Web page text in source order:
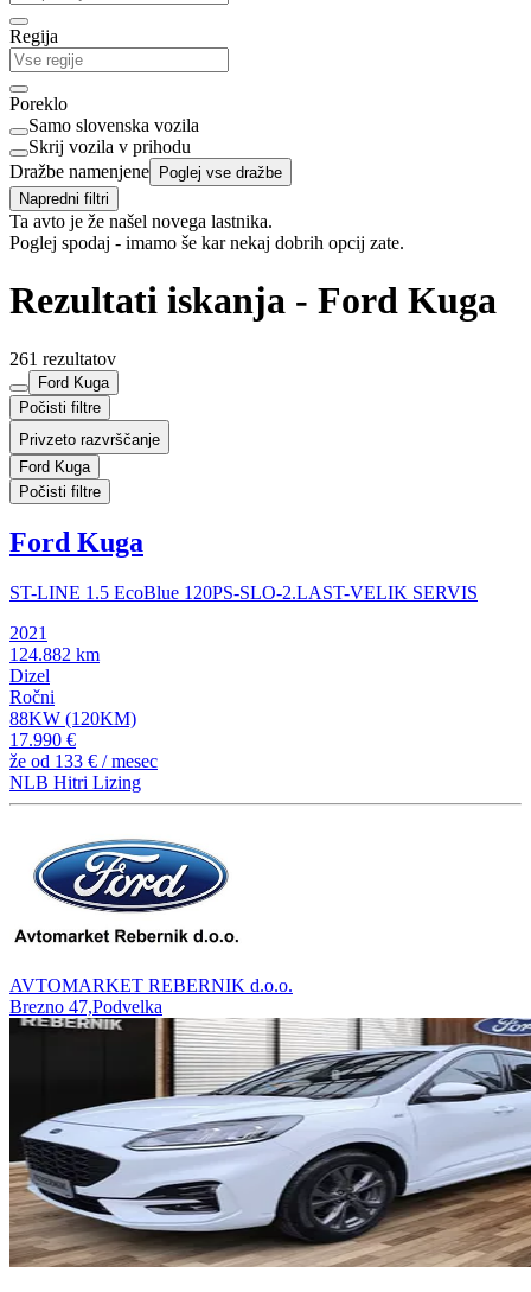
Regija
Poreklo
Samo slovenska vozila
Skrij vozila v prihodu
Dražbe namenjene Poglej vse dražbe
Napredni filtri
Ta avto je že našel novega lastnika.
Poglej spodaj - imamo še kar nekaj dobrih opcij zate.
Rezultati iskanja - Ford Kuga
261 rezultatov
Ford Kuga
Počisti filtre
Privzeto razvrščanje
Ford Kuga
Počisti filtre
Ford Kuga
ST-LINE 1.5 EcoBlue 120PS-SLO-2.LAST-VELIK SERVIS
2021
124.882 km
Dizel
Ročni
88KW (120KM)
17.990 €
že od 133 € / mesec
NLB Hitri Lizing
AVTOMARKET REBERNIK d.o.o.
Brezno 47,Podvelka